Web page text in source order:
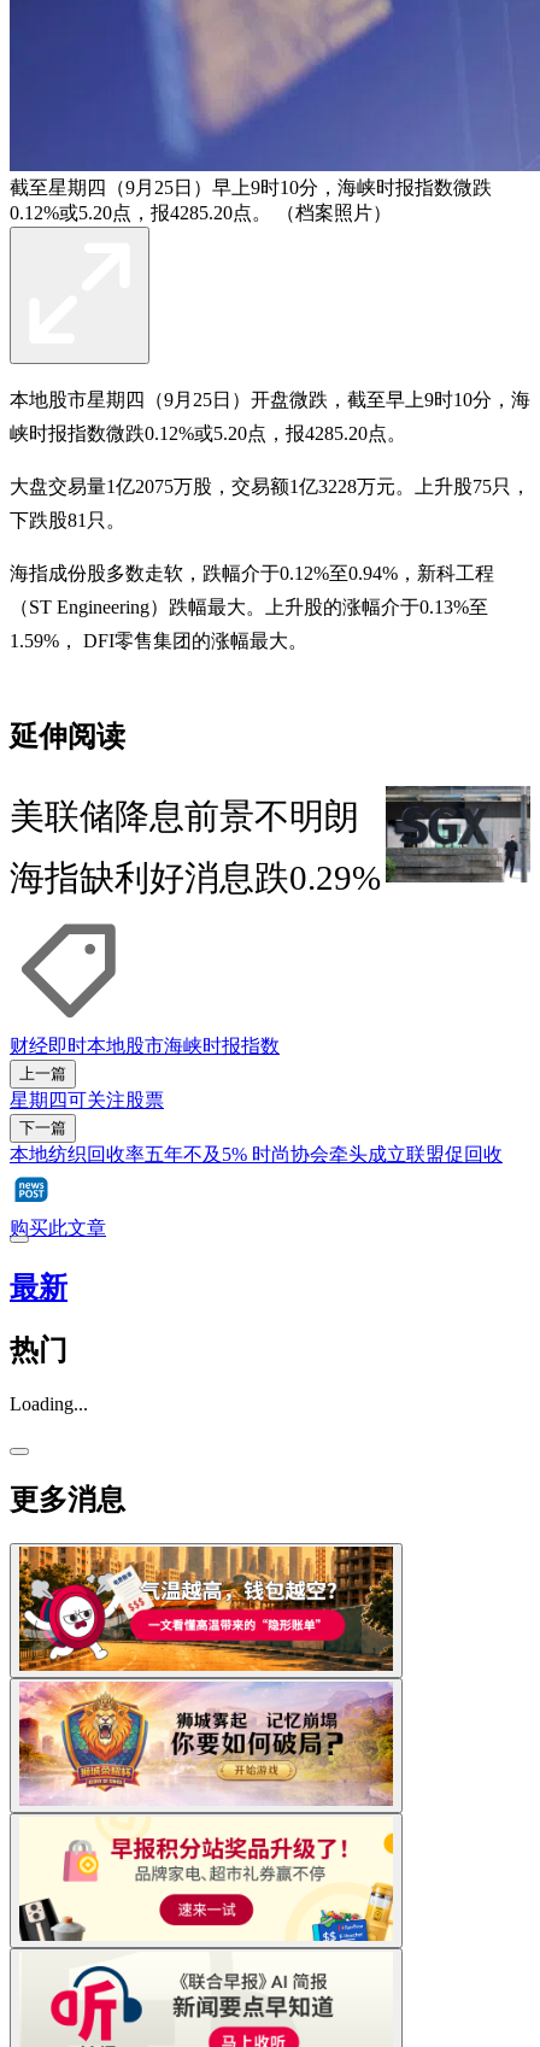
截至星期四（9月25日）早上9时10分，海峡时报指数微跌
0.12%或5.20点，报4285.20点。 （档案照片）
本地股市星期四（9月25日）开盘微跌，截至早上9时10分，海
峡时报指数微跌0.12%或5.20点，报4285.20点。
大盘交易量1亿2075万股，交易额1亿3228万元。上升股75只，
下跌股81只。
海指成份股多数走软，跌幅介于0.12%至0.94%，新科工程
（ST Engineering）跌幅最大。上升股的涨幅介于0.13%至
1.59%， DFI零售集团的涨幅最大。
延伸阅读
美联储降息前景不明朗
海指缺利好消息跌0.29%
财经即时本地股市海峡时报指数
上一篇
星期四可关注股票
下一篇
本地纺织回收率五年不及5% 时尚协会牵头成立联盟促回收
购买此文章
最新
热门
Loading...
更多消息